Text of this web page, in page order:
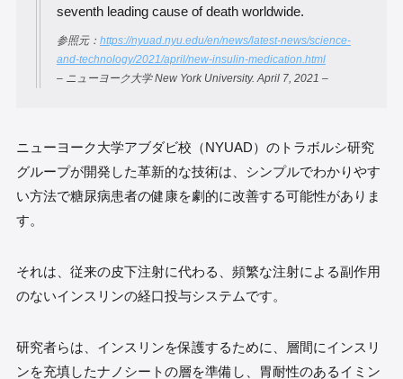
seventh leading cause of death worldwide.
参照元： https://nyuad.nyu.edu/en/news/latest-news/science-
and-technology/2021/april/new-insulin-medication.html
– ニューヨーク大学 New York University. April 7, 2021 –
ニューヨーク大学アブダビ校（NYUAD）のトラボルシ研究
グループが開発した革新的な技術は、シンプルでわかりやす
い方法で糖尿病患者の健康を劇的に改善する可能性がありま
す。
それは、従来の皮下注射に代わる、頻繁な注射による副作用
のないインスリンの経口投与システムです。
研究者らは、インスリンを保護するために、層間にインスリ
ンを充填したナノシートの層を準備し、胃耐性のあるイミン